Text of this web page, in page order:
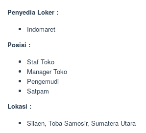
Penyedia Loker :
Indomaret
Posisi :
Staf Toko
Manager Toko
Pengemudi
Satpam
Lokasi :
Silaen, Toba Samosir, Sumatera Utara